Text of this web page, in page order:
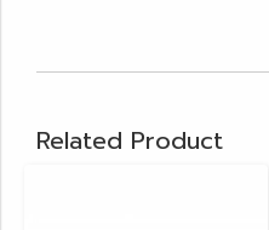
Related Product